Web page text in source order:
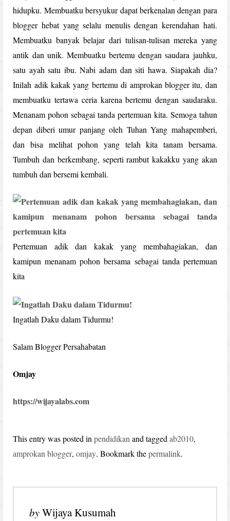
hidupku. Membuatku bersyukur dapat berkenalan dengan para
blogger hebat yang selalu menulis dengan kerendahan hati.
Membuatku banyak belajar dari tulisan-tulisan mereka yang
antik dan unik. Membuatku bertemu dengan saudara jauhku,
satu ayah satu ibu. Nabi adam dan siti hawa. Siapakah dia?
Inilah adik kakak yang bertemu di amprokan blogger itu, dan
membuatku tertawa ceria karena bertemu dengan saudaraku.
Menanam pohon sebagai tanda pertemuan kita. Semoga tahun
depan diberi umur panjang oleh Tuhan Yang mahapemberi,
dan bisa melihat pohon yang telah kita tanam bersama.
Tumbuh dan berkembang, seperti rambut kakakku yang akan
tumbuh dan bersemi kembali.
Pertemuan adik dan kakak yang membahagiakan, dan
kamipun menanam pohon bersama sebagai tanda pertemuan
kita
Ingatlah Daku dalam Tidurmu!
Salam Blogger Persahabatan
Omjay
https://wijayalabs.com
This entry was posted inpendidikanand taggedab2010,
amprokan blogger,omjay. Bookmark thepermalink.
byWijaya Kusumah